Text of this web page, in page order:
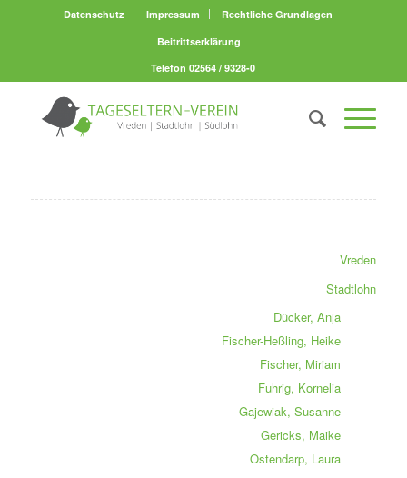
Datenschutz Impressum
Rechtliche Grundlagen
Beitrittserklärung
Telefon 02564 / 9328-0
Vreden
Stadtlohn
Dücker, Anja
Fischer-Heßling, Heike
Fischer, Miriam
Fuhrig, Kornelia
Gajewiak, Susanne
Gericks, Maike
Ostendarp, Laura